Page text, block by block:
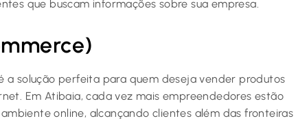
que buscam informações sobre sua empresa.
a solução perfeita para quem deseja vender produtos
Em Atibaia, cada vez mais empreendedores estão
online, alcançando clientes além das fronteiras